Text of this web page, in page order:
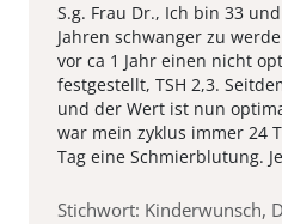
S.g. Frau Dr., Ich bin 33
Jahren schwanger zu
vor ca 1 Jahr einen nicht
festgestellt, TSH 2,3.
und der Wert ist nun
war mein zyklus immer 24
Tag eine Schmierblutung.
Stichwort: Kinderwunsch,